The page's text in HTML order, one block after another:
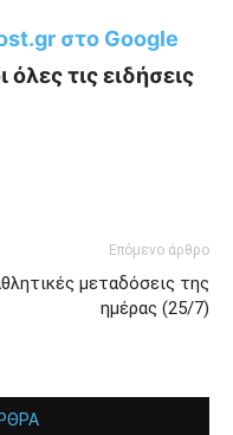
στο Google
τις ειδήσεις
Επόμενο άρθρο
μεταδόσεις της
ημέρας (25/7)